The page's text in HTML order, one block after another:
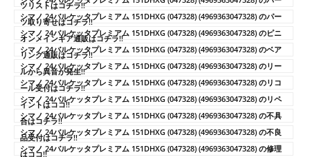
ツリストはコチラ!!
シマノ 24バルケッタプレミアム 151DHXG (047328) (4969363047328) のパー
ツ取り寄せはコチラ!!
シマノ 24バルケッタプレミアム 151DHXG (047328) (4969363047328) のピニ
オンメインギア通販はコチラ!!
シマノ 24バルケッタプレミアム 151DHXG (047328) (4969363047328) のベア
リング通販はコチラ!!
シマノ 24バルケッタプレミアム 151DHXG (047328) (4969363047328) のリー
ルから異音が発生!!
シマノ 24バルケッタプレミアム 151DHXG (047328) (4969363047328) のリコ
ール受付はコチラ!!
シマノ 24バルケッタプレミアム 151DHXG (047328) (4969363047328) のリペ
イントはココ!!
シマノ 24バルケッタプレミアム 151DHXG (047328) (4969363047328) の不具
合はコチラ!!
シマノ 24バルケッタプレミアム 151DHXG (047328) (4969363047328) の不良
品受付はコチラ!!
シマノ 24バルケッタプレミアム 151DHXG (047328) (4969363047328) の修理
はココ!!